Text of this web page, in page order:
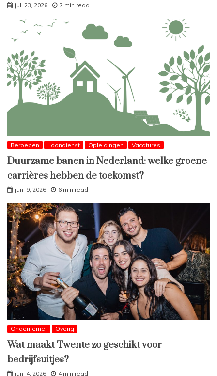
juli 23, 2026 7 min read
Beroepen Loondienst Opleidingen Vacatures
Duurzame banen in Nederland: welke groene
carrières hebben de toekomst?
juni 9, 2026 6 min read
Ondernemer Overig
Wat maakt Twente zo geschikt voor
bedrijfsuitjes?
juni 4, 2026 4 min read